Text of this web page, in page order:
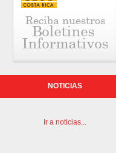
NOTICIAS
Ir a noticias...